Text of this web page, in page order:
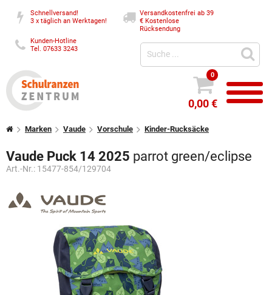
Schnellversand!
3 x täglich an Werktagen!
Versandkostenfrei ab 39
€Kostenlose
Rücksendung
Kunden-Hotline
Tel. 07633 3243
0
0,00 €
Marken Vaude Vorschule Kinder-Rucksäcke
Vaude Puck 14 2025 parrot green/eclipse
Art.-Nr.: 15477-854/129704